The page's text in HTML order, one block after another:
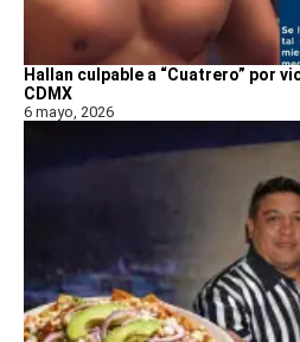
Hallan culpable a “Cuatrero” por
CDMX
6 mayo, 2026